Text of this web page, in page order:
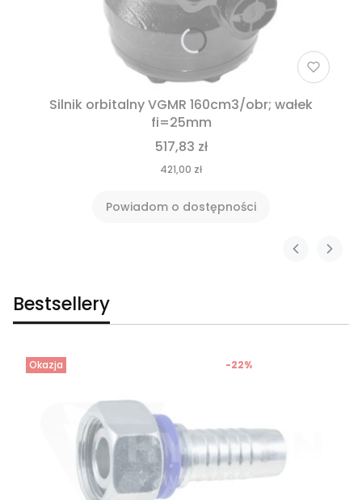
Silnik orbitalny VGMR 160cm3/obr; wałek
fi=25mm
517,83 zł
421,00 zł
Powiadom o dostępności
Bestsellery
Okazja -22%